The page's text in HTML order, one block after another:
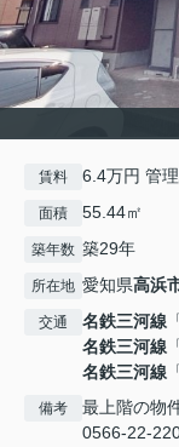
賃料 6.4万円 管
面積 55.44㎡
築年数 築29年
所在地 愛知県高浜
交通 名鉄三河線
名鉄三河線
名鉄三河線
備考
最上階の物
0566-22-